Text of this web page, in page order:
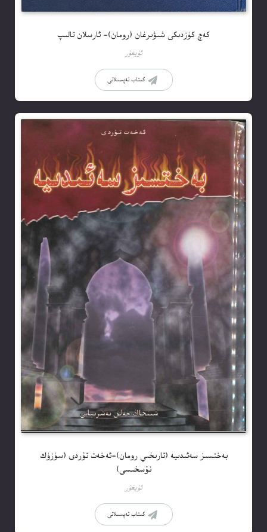
كەچ كۈزدىكى شىۋىرغان (رومان)- ئارسلان تالىپ
ئۇيغۇر
كىتاب تەپسىلاتى
بەختسىز سەئىدىيە (تارىخىي رومان)-ئەخەت تۇردى (سۈزۈك
نۇسخىسى)
ئۇيغۇر
كىتاب تەپسىلاتى